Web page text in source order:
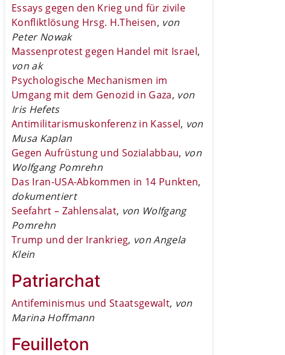
Essays gegen den Krieg und für zivile
Konfliktlösung Hrsg. H.Theisen, von
Peter Nowak
Massenprotest gegen Handel mit Israel,
von ak
Psychologische Mechanismen im
Umgang mit dem Genozid in Gaza, von
Iris Hefets
Antimilitarismuskonferenz in Kassel, von
Musa Kaplan
Gegen Aufrüstung und Sozialabbau, von
Wolfgang Pomrehn
Das Iran-USA-Abkommen in 14 Punkten,
dokumentiert
Seefahrt – Zahlensalat, von Wolfgang
Pomrehn
Trump und der Irankrieg, von Angela
Klein
Patriarchat
Antifeminismus und Staatsgewalt, von
Marina Hoffmann
Feuilleton